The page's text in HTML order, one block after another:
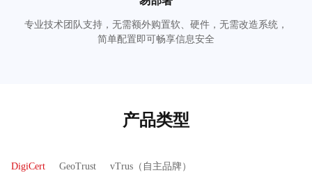
专业技术团队支持，无需额外购置软、硬件，无需改造系统，
简单配置即可畅享信息安全
产品类型
DigiCert GeoTrust vTrus（自主品牌）